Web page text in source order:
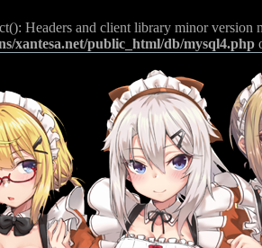
Headers and client library minor
xantesa.net/public_html/db/mysql4.php